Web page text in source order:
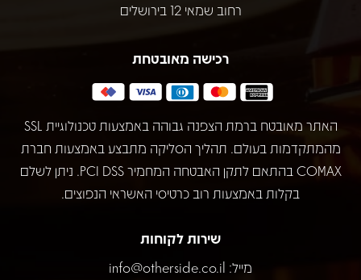
רחוב שמאי 12 בירושלים
רכישה מאובטחת
האתר מאובטח ברמת הצפנה גבוהה באמצעות טכנולוגיית SSL
מהמתקדמות בעולם. תהליך הסליקה מתבצע באמצעות חברת
COMAX בהתאם לתקן האבטחה המחמיר PCI DSS. ניתן לשלם
בקלות באמצעות רוב כרטיסי האשראי הנפוצים.
שירות לקוחות
מייל: info@otherside.co.il